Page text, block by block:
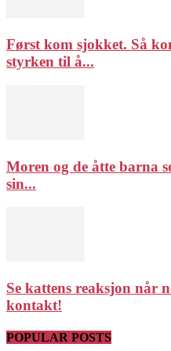
Først kom sjokket. Så
styrken til å...
Moren og de åtte barna
sin...
Se kattens reaksjon når
kontakt!
POPULAR POSTS